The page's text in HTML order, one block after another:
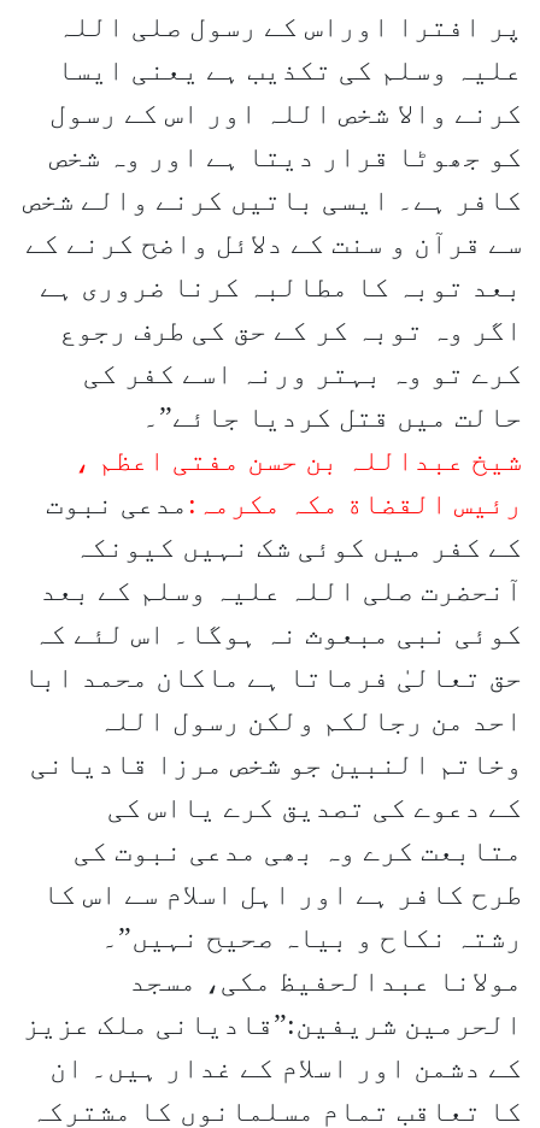
پر افترا اوراس کے رسول صلی اللہ
علیہ وسلم کی تکذیب ہے یعنی ایسا
کرنے والا شخص اللہ اور اس کے رسول
کو جھوٹا قرار دیتا ہے اور وہ شخص
کافر ہے۔ ایسی باتیں کرنے والے شخص
سے قرآن و سنت کے دلائل واضح کرنے کے
بعد توبہ کا مطالبہ کرنا ضروری ہے
اگر وہ توبہ کر کے حق کی طرف رجوع
کرے تو وہ بہتر ورنہ اسے کفر کی
حالت میں قتل کردیا جائے”۔
شیخ عبداللہ بن حسن مفتی اعظم ،
رئیس القضاة مکہ مکرمہ: مدعی نبوت
کے کفر میں کوئی شک نہیں کیونکہ
آنحضرت صلی اللہ علیہ وسلم کے بعد
کوئی نبی مبعوث نہ ہوگا۔ اس لئے کہ
حق تعالیٰ فرماتا ہے ماکان محمد ابا
احد من رجالکم ولکن رسول اللہ
وخاتم النبین جو شخص مرزا قادیانی
کے دعوے کی تصدیق کرے یااس کی
متابعت کرے وہ بھی مدعی نبوت کی
طرح کافر ہے اور اہل اسلام سے اس کا
رشتہ نکاح و بیاہ صحیح نہیں”۔
مولانا عبدالحفیظ مکی، مسجد
الحرمین شریفین:”قادیانی ملک عزیز
کے دشمن اور اسلام کے غدار ہیں۔ ان
کا تعاقب تمام مسلمانوں کا مشترکہ